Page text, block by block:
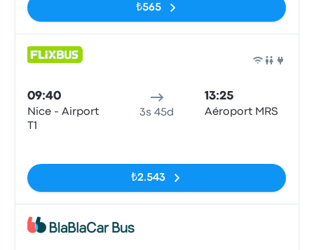
₺565
09:40
Nice - Airport
T1
3s 45d
13:25
Aéroport MRS
₺2.543